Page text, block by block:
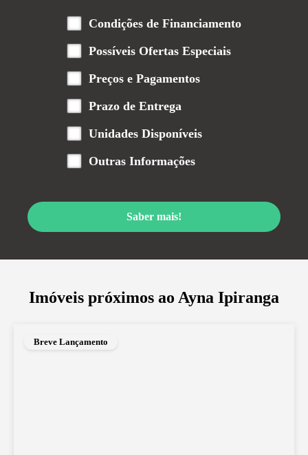
Condições de Financiamento
Possíveis Ofertas Especiais
Preços e Pagamentos
Prazo de Entrega
Unidades Disponíveis
Outras Informações
Saber mais!
Imóveis próximos ao Ayna Ipiranga
Breve Lançamento